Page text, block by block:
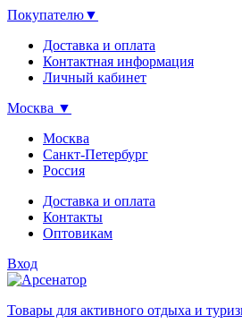
Покупателю▼
Доставка и оплата
Контактная информация
Личный кабинет
Москва ▼
Москва
Санкт-Петербург
Россия
Доставка и оплата
Контакты
Оптовикам
Вход
Товары для активного отдыха и